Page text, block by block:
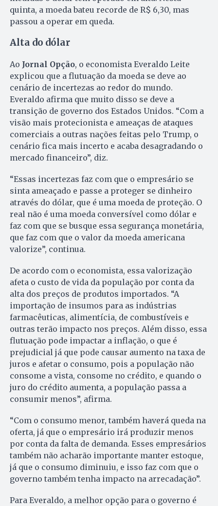
quinta, a moeda bateu recorde de R$ 6,30, mas
passou a operar em queda.
Alta do dólar
Ao Jornal Opção, o economista Everaldo Leite
explicou que a flutuação da moeda se deve ao
cenário de incertezas ao redor do mundo.
Everaldo afirma que muito disso se deve a
transição de governo dos Estados Unidos. “Com a
visão mais protecionista e ameaças de ataques
comerciais a outras nações feitas pelo Trump, o
cenário fica mais incerto e acaba desagradando o
mercado financeiro”, diz.
“Essas incertezas faz com que o empresário se
sinta ameaçado e passe a proteger se dinheiro
através do dólar, que é uma moeda de proteção. O
real não é uma moeda conversível como dólar e
faz com que se busque essa segurança monetária,
que faz com que o valor da moeda americana
valorize”, continua.
De acordo com o economista, essa valorização
afeta o custo de vida da população por conta da
alta dos preços de produtos importados. “A
importação de insumos para as indústrias
farmacêuticas, alimentícia, de combustíveis e
outras terão impacto nos preços. Além disso, essa
flutuação pode impactar a inflação, o que é
prejudicial já que pode causar aumento na taxa de
juros e afetar o consumo, pois a população não
consome a vista, consome no crédito, e quando o
juro do crédito aumenta, a população passa a
consumir menos”, afirma.
“Com o consumo menor, também haverá queda na
oferta, já que o empresário irá produzir menos
por conta da falta de demanda. Esses empresários
também não acharão importante manter estoque,
já que o consumo diminuiu, e isso faz com que o
governo também tenha impacto na arrecadação”.
Para Everaldo, a melhor opção para o governo é